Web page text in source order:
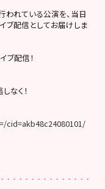
われている公演を、当日
ブ配信としてお届けしま
ブ配信！
なく！